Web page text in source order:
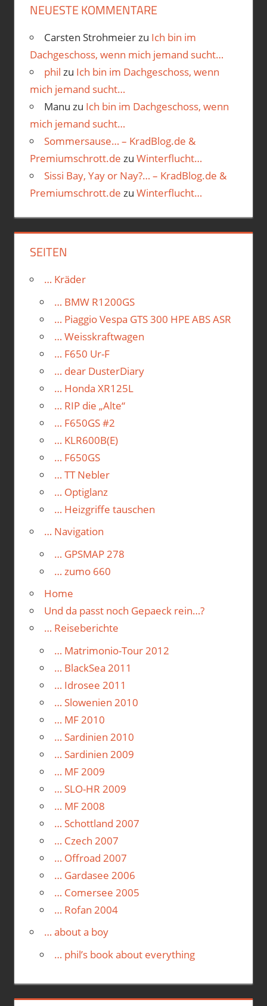
NEUESTE KOMMENTARE
Carsten Strohmeierzu Ich bin im
Dachgeschoss, wenn mich jemand sucht…
phil zu Ich bin im Dachgeschoss, wenn
mich jemand sucht…
Manu zu Ich bin im Dachgeschoss, wenn
mich jemand sucht…
Sommersause… – KradBlog.de &
Premiumschrott.de zu Winterflucht…
Sissi Bay, Yay or Nay?… – KradBlog.de &
Premiumschrott.de zu Winterflucht…
SEITEN
… Kräder
… BMW R1200GS
… Piaggio Vespa GTS 300 HPE ABS ASR
… Weisskraftwagen
… F650 Ur-F
… dear DusterDiary
… Honda XR125L
… RIP die „Alte“
… F650GS #2
… KLR600B(E)
… F650GS
… TT Nebler
… Optiglanz
… Heizgriffe tauschen
… Navigation
… GPSMAP 278
… zumo 660
Home
Und da passt noch Gepaeck rein…?
… Reiseberichte
… Matrimonio-Tour 2012
… BlackSea 2011
… Idrosee 2011
… Slowenien 2010
… MF 2010
… Sardinien 2010
… Sardinien 2009
… MF 2009
… SLO-HR 2009
… MF 2008
… Schottland 2007
… Czech 2007
… Offroad 2007
… Gardasee 2006
… Comersee 2005
… Rofan 2004
… about a boy
… phil’s book about everything